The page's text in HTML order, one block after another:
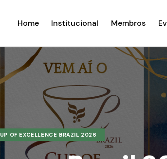
Home Institucional Membros
OF EXCELLENCE BRAZIL 2026